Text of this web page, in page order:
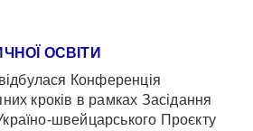
ОСВІТИ
Конференція
кроків в рамках Засідання
швейцарського Проєкту